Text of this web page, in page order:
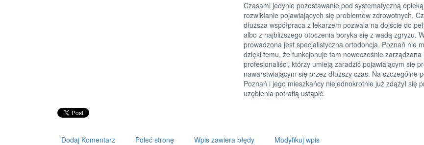
Czasami jedynie pozostawanie pod systematyczną
rozwikłanie pojawiających się problemów zdrowotnych.
dłuższa współpraca z lekarzem pozwala na dojście do
albo z najbliższego otoczenia boryka się z wadą zgryzu.
prowadzona jest specjalistyczna ortodoncja. Poznań nie
dzięki temu, że funkcjonuje tam nowocześnie
profesjonaliści, którzy umieją zaradzić pojawiającym się
nawarstwiającym się przez dłuższy czas. Na szczególne
Poznań i jego mieszkańcy niejednokrotnie już zdążył się
uzębienia potrafią ustąpić.
Dodaj Komentarz Poleć stronę Wpis zawiera błędy Modyfikuj wpis